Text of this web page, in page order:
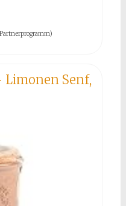
Limonen Senf,